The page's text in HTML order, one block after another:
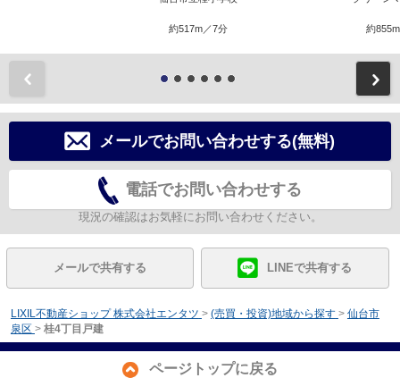
約517m／7分 約
メールでお問い合わせする(無料)
電話でお問い合わせする
現況の確認はお気軽にお問い合わせください。
メールで共有する LINEで共有する
LIXIL不動産ショップ 株式会社エンタツ > (売買・投資)地域から探す > 仙台市
泉区 > 桂4丁目戸建
ページトップに戻る